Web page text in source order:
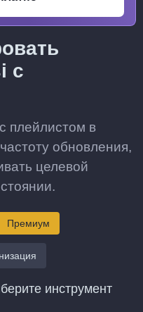
с
плейлистом в
обновления,
целевой
Премиум
инструмент